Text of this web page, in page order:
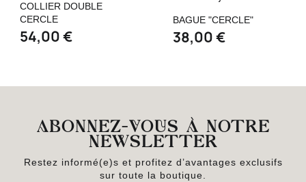
COLLIER DOUBLE
CERCLE
54,00 €
BAGUE "CERCLE"
38,00 €
ABONNEZ-VOUS À NOTRE
NEWSLETTER
Restez informé(e)s et profitez d’avantages exclusifs
sur toute la boutique.